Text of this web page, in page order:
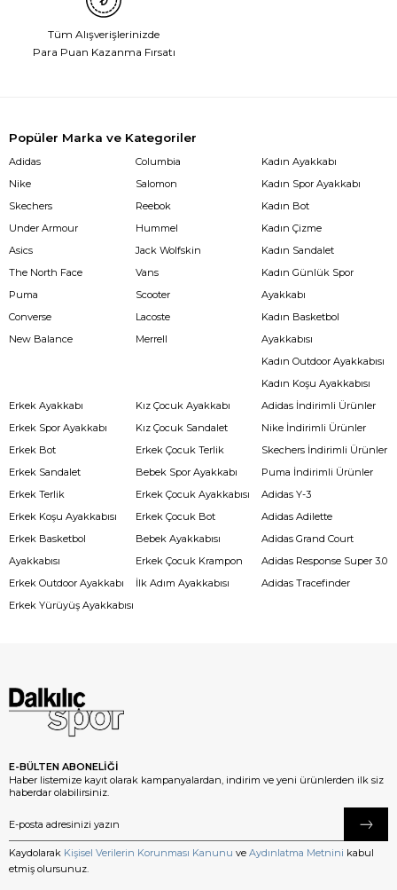
Tüm Alışverişlerinizde
Para Puan Kazanma Fırsatı
Popüler Marka ve Kategoriler
Adidas
Nike
Skechers
Under Armour
Asics
The North Face
Puma
Converse
New Balance
Columbia
Salomon
Reebok
Hummel
Jack Wolfskin
Vans
Scooter
Lacoste
Merrell
Kadın Ayakkabı
Kadın Spor Ayakkabı
Kadın Bot
Kadın Çizme
Kadın Sandalet
Kadın Günlük Spor
Ayakkabı
Kadın Basketbol
Ayakkabısı
Kadın Outdoor Ayakkabısı
Kadın Koşu Ayakkabısı
Erkek Ayakkabı
Erkek Spor Ayakkabı
Erkek Bot
Erkek Sandalet
Erkek Terlik
Erkek Koşu Ayakkabısı
Erkek Basketbol
Ayakkabısı
Erkek Outdoor Ayakkabı
Erkek Yürüyüş Ayakkabısı
Kız Çocuk Ayakkabı
Kız Çocuk Sandalet
Erkek Çocuk Terlik
Bebek Spor Ayakkabı
Erkek Çocuk Ayakkabısı
Erkek Çocuk Bot
Bebek Ayakkabısı
Erkek Çocuk Krampon
İlk Adım Ayakkabısı
Adidas İndirimli Ürünler
Nike İndirimli Ürünler
Skechers İndirimli Ürünler
Puma İndirimli Ürünler
Adidas Y-3
Adidas Adilette
Adidas Grand Court
Adidas Response Super 3.0
Adidas Tracefinder
E-BÜLTEN ABONELİĞİ
Haber listemize kayıt olarak kampanyalardan, indirim ve yeni ürünlerden ilk siz
haberdar olabilirsiniz.
Kaydolarak Kişisel Verilerin Korunması Kanunu ve Aydınlatma Metnini kabul
etmiş olursunuz.